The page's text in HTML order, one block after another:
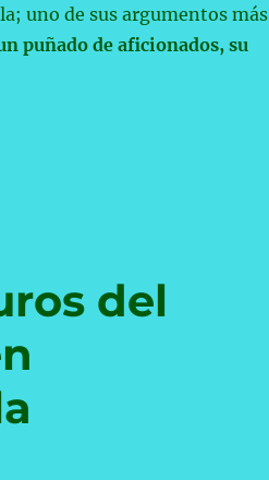
uno de sus argumentos más
puñado de aficionados, su
del